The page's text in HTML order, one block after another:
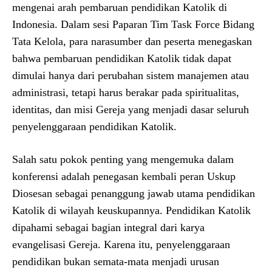
mengenai arah pembaruan pendidikan Katolik di
Indonesia. Dalam sesi Paparan Tim Task Force Bidang
Tata Kelola, para narasumber dan peserta menegaskan
bahwa pembaruan pendidikan Katolik tidak dapat
dimulai hanya dari perubahan sistem manajemen atau
administrasi, tetapi harus berakar pada spiritualitas,
identitas, dan misi Gereja yang menjadi dasar seluruh
penyelenggaraan pendidikan Katolik.
Salah satu pokok penting yang mengemuka dalam
konferensi adalah penegasan kembali peran Uskup
Diosesan sebagai penanggung jawab utama pendidikan
Katolik di wilayah keuskupannya. Pendidikan Katolik
dipahami sebagai bagian integral dari karya
evangelisasi Gereja. Karena itu, penyelenggaraan
pendidikan bukan semata-mata menjadi urusan